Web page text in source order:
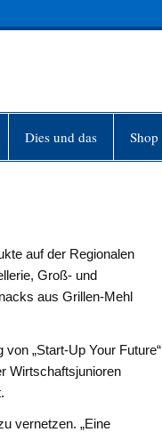
Dies und das Shop
auf der Regionalen
Groß- und
aus Grillen-Mehl
„Start-Up Your Future“
Wirtschaftsjunioren
vernetzen. „Eine